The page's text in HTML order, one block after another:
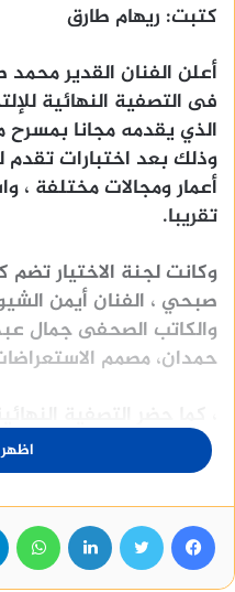
كتبت: ريهام طارق
أعلن الفنان القدير
فى التصفية النهائية
الذي يقدمه مجانا
وذلك بعد اختبارات
أعمار ومجالات مختلفة ،
تقريبا.
وكانت لجنة الاختيار تضم
صبحي ، الفنان أيمن
والكاتب الصحفى جمال
حمدان، مصمم
للساحة الفنية ثم
مجموعة من يراه مناسب
والتلفزيونية